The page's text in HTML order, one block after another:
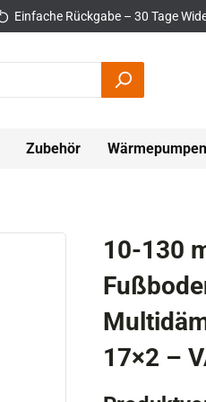
Einfache Rückgabe – 30 Tage
Zubehör Wärmepumpen
10-130
17×2 –